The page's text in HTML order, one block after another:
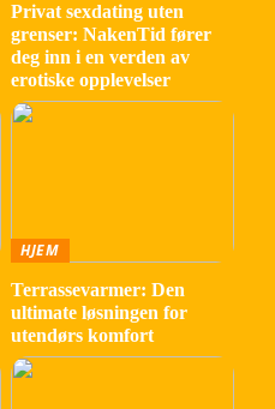
Privat sexdating uten
grenser: NakenTid fører
deg inn i en verden av
erotiske opplevelser
HJEM
Terrassevarmer: Den
ultimate løsningen for
utendørs komfort